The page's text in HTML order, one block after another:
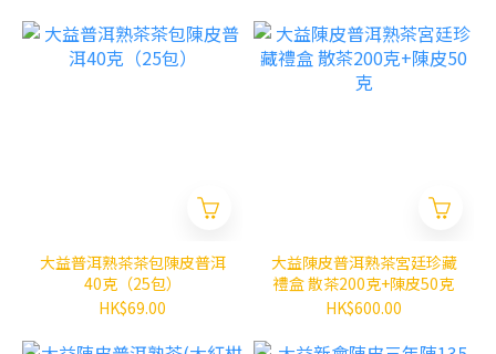
大益普洱熟茶茶包陳皮普洱
40克（25包）
HK$69.00
大益陳皮普洱熟茶宮廷珍藏
禮盒 散茶200克+陳皮50克
HK$600.00